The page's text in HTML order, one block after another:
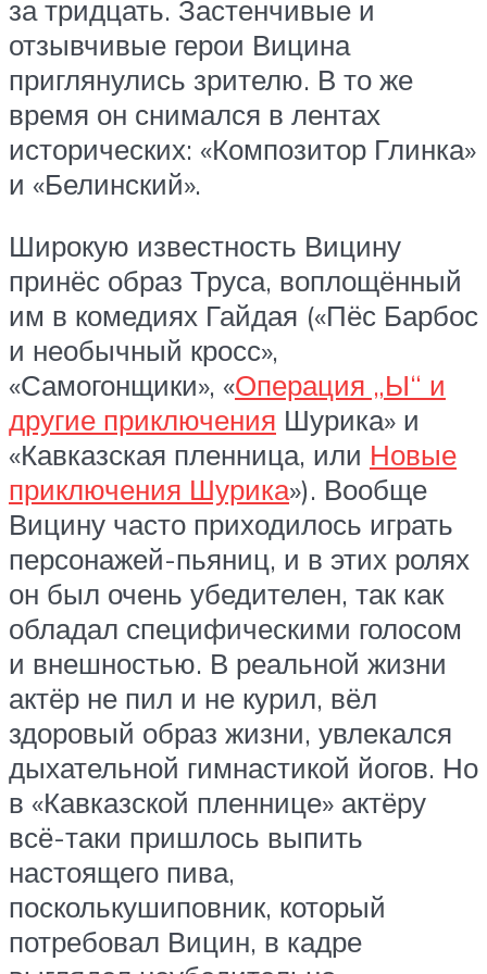
за тридцать. Застенчивые и
отзывчивые герои Вицина
приглянулись зрителю. В то же
время он снимался в лентах
исторических: «Композитор Глинка»
и «Белинский».
Широкую известность Вицину
принёс образ Труса, воплощённый
им в комедиях Гайдая («Пёс Барбос
и необычный кросс»,
«Самогонщики», «Операция „Ы“ и
другие приключения Шурика» и
«Кавказская пленница, или Новые
приключения Шурика»). Вообще
Вицину часто приходилось играть
персонажей-пьяниц, и в этих ролях
он был очень убедителен, так как
обладал специфическими голосом
и внешностью. В реальной жизни
актёр не пил и не курил, вёл
здоровый образ жизни, увлекался
дыхательной гимнастикой йогов. Но
в «Кавказской пленнице» актёру
всё-таки пришлось выпить
настоящего пива,
посколькушиповник, который
потребовал Вицин, в кадре